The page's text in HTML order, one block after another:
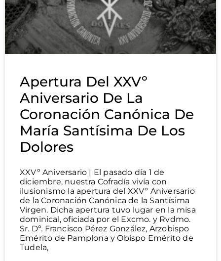
Apertura Del XXVº
Aniversario De La
Coronación Canónica De
María Santísima De Los
Dolores
XXVº Aniversario | El pasado día 1 de
diciembre, nuestra Cofradía vivía con
ilusionismo la apertura del XXVº Aniversario
de la Coronación Canónica de la Santísima
Virgen. Dicha apertura tuvo lugar en la misa
dominical, oficiada por el Excmo. y Rvdmo.
Sr. Dº. Francisco Pérez González, Arzobispo
Emérito de Pamplona y Obispo Emérito de
Tudela,